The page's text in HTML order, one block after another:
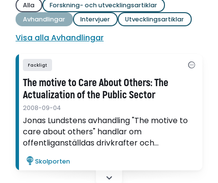
Alla
Forskning- och utvecklingsartiklar
Avhandlingar
Intervjuer Utvecklingsartiklar
Visa alla Avhandlingar
Fackligt
The motive to Care About Others: The
Actualization of the Public Sector
2008-09-04
Jonas Lundstens avhandling "The motive to
care about others" handlar om
offentliganställdas drivkrafter och
motivation. Han har bland annat undersökt
om motivationen skiljer sig åt beroende på
om man har klientrelaterat arbete eller inte.
Skolporten